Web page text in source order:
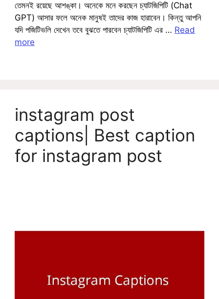
তেমনই রয়েছে আশঙ্কা। অনেকে মনে করছেন চ্যাটজিপিটি (Chat
GPT) আসার ফলে অনেক মানুষই তাদের কাজ হারাবেন। কিন্তু আপনি
যদি পজিটিভলি দেখেন তবে বুঝতে পারবেন চ্যাটজিপিটি এর … Read
more
instagram post
captions| Best caption
for instagram post